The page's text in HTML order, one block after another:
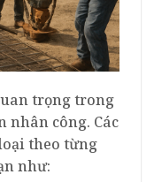
trọng trong
nhân công. Các
theo từng
như: